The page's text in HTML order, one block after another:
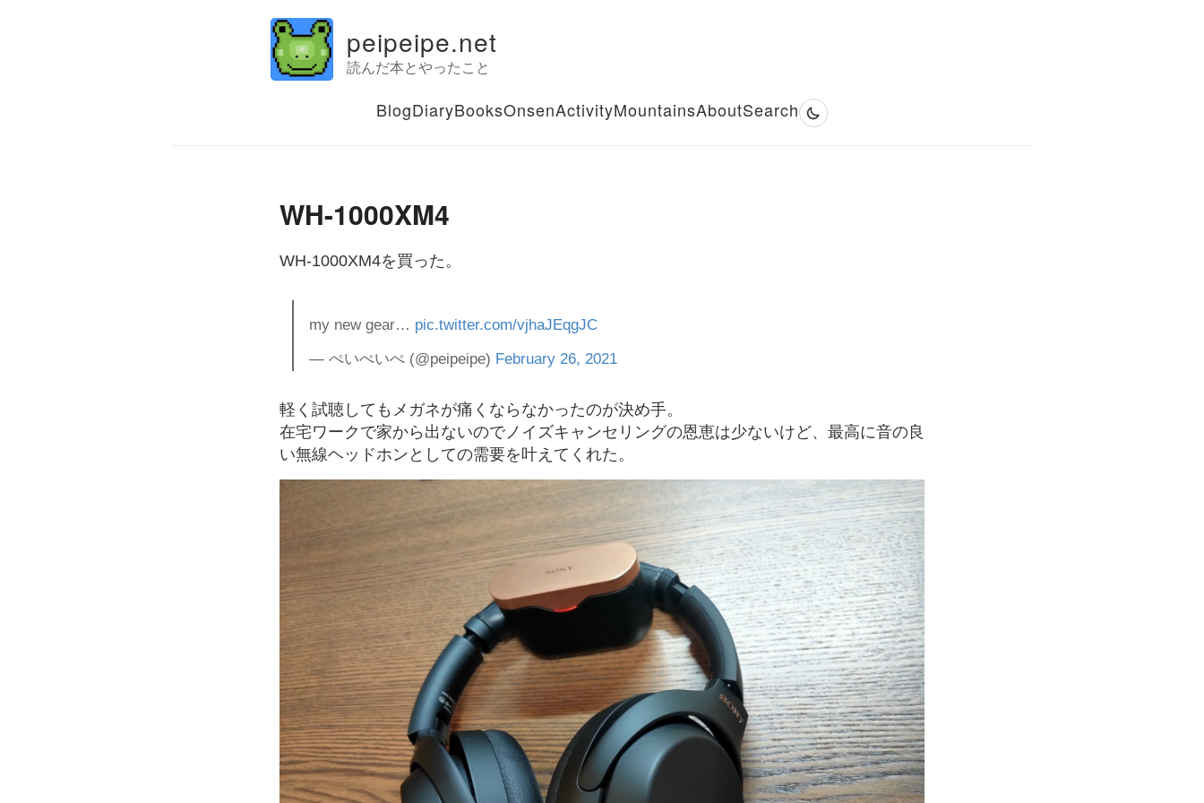
peipeipe.net
読んだ本とやったこと
BlogDiaryBooksOnsenActivityMountainsAboutSearch
WH-1000XM4
WH-1000XM4を買った。
my new gear… pic.twitter.com/vjhaJEqgJC
— ぺいぺいぺ (@peipeipe) February 26, 2021
軽く試聴してもメガネが痛くならなかったのが決め手。
在宅ワークで家から出ないのでノイズキャンセリングの恩恵は少ないけど、最高に音の良
い無線ヘッドホンとしての需要を叶えてくれた。